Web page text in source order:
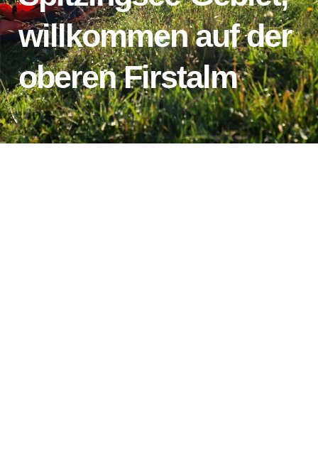
willkommen auf der
oberen Firstalm